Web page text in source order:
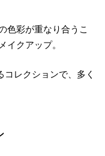
色彩が重なり合うこ
イクアップ。
レクションで、多く